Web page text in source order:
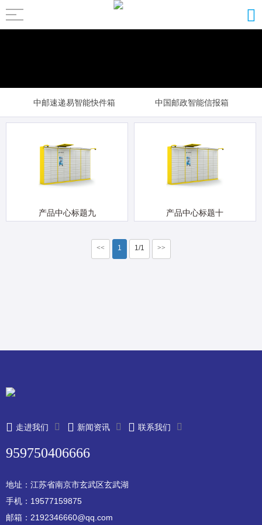
中邮速递易智能快件箱 中国邮政智能信报箱
产品中心标题九 产品中心标题十
<< 1 1/1 >>
走进我们 新闻资讯 联系我们
959750406666
地址：江苏省南京市玄武区玄武湖
手机：19577159875
邮箱：2192346660@qq.com